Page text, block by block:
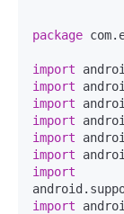
package
import
import
import
import
import
import
import
import